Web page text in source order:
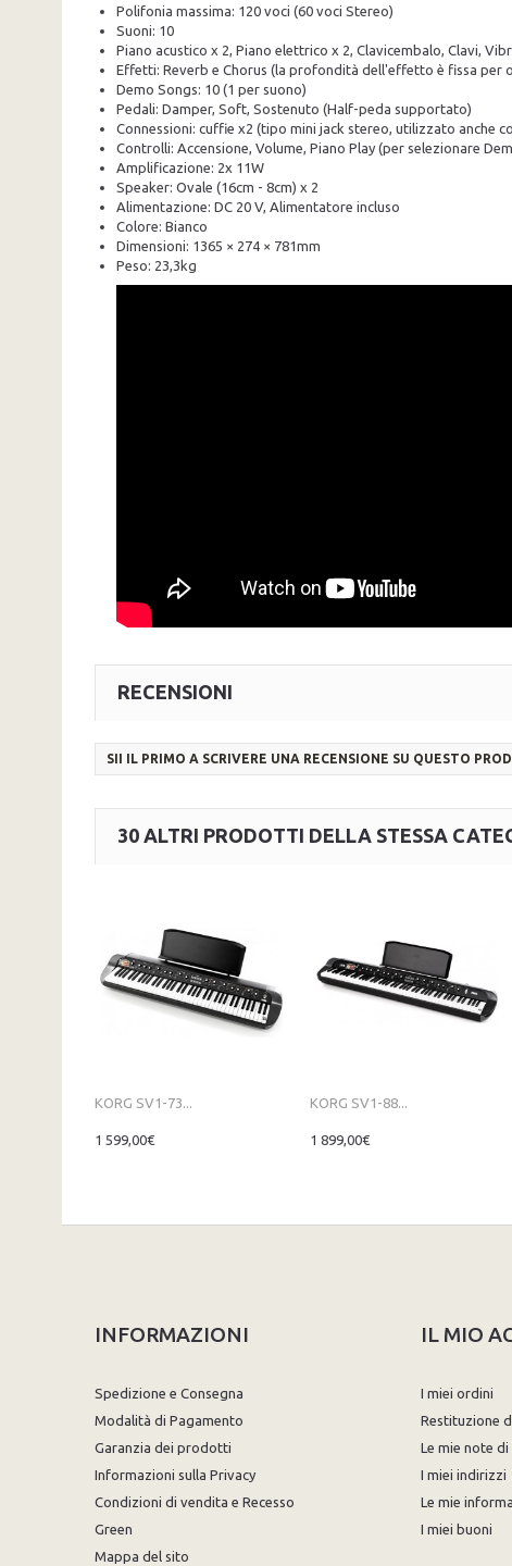
Polifonia massima: 120 voci (60 voci Stereo)
Suoni: 10
Piano acustico x 2, Piano elettrico x 2, Clavicembalo, Clavi,
Effetti: Reverb e Chorus (la profondità dell'effetto è fissa per
Demo Songs: 10 (1 per suono)
Pedali: Damper, Soft, Sostenuto (Half-peda supportato)
Connessioni: cuffie x2 (tipo mini jack stereo, utilizzato anche
Controlli: Accensione, Volume, Piano Play (per selezionare
Amplificazione: 2x 11W
Speaker: Ovale (16cm - 8cm) x 2
Alimentazione: DC 20 V, Alimentatore incluso
Colore: Bianco
Dimensioni: 1365 × 274 × 781mm
Peso: 23,3kg
RECENSIONI
SII IL PRIMO A SCRIVERE UNA RECENSIONE SU QUESTO
30 ALTRI PRODOTTI DELLA STESSA
KORG SV1-73...
1 599,00€
KORG SV1-88...
1 899,00€
INFORMAZIONI
Spedizione e Consegna
Modalità di Pagamento
Garanzia dei prodotti
Informazioni sulla Privacy
Condizioni di vendita e Recesso
Green
Mappa del sito
IL MIO
I miei ordini
Restituzione
Le mie note
I miei indirizzi
Le mie
I miei buoni